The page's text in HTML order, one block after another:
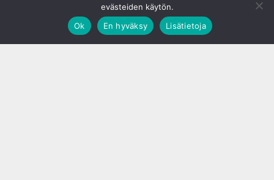
evästeiden käytön.
Ok
En hyväksy Lisätietoja